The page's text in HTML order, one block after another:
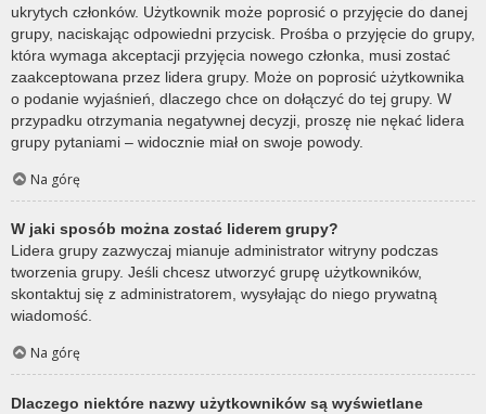
ukrytych członków. Użytkownik może poprosić o przyjęcie do danej
grupy, naciskając odpowiedni przycisk. Prośba o przyjęcie do grupy,
która wymaga akceptacji przyjęcia nowego członka, musi zostać
zaakceptowana przez lidera grupy. Może on poprosić użytkownika
o podanie wyjaśnień, dlaczego chce on dołączyć do tej grupy. W
przypadku otrzymania negatywnej decyzji, proszę nie nękać lidera
grupy pytaniami – widocznie miał on swoje powody.
Na górę
W jaki sposób można zostać liderem grupy?
Lidera grupy zazwyczaj mianuje administrator witryny podczas
tworzenia grupy. Jeśli chcesz utworzyć grupę użytkowników,
skontaktuj się z administratorem, wysyłając do niego prywatną
wiadomość.
Na górę
Dlaczego niektóre nazwy użytkowników są wyświetlane